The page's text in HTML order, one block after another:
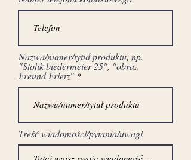
wykładowca malarstwa.
Król polskiego
krajobrazu. Od lat
związany z Kazimierzem
Dolnym.
Nazwa/numer/tytuł produktu, np.
"Stolik biedermeier 25", "obraz
Freund Frietz"
Treść wiadomości/pytania/uwagi